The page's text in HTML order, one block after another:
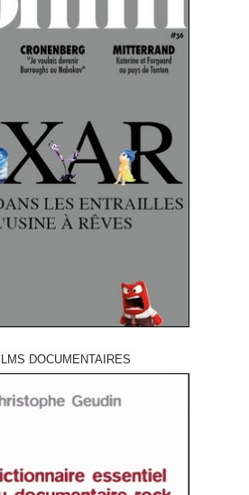
DOCUMENTAIRES